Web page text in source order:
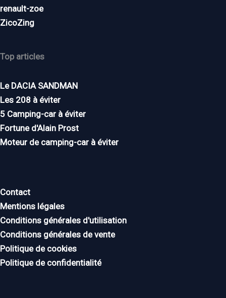
renault-zoe
ZicoZing
Top articles
Le DACIA SANDMAN
Les 208 à éviter
5 Camping-car à éviter
Fortune d'Alain Prost
Moteur de camping-car à éviter
Contact
Mentions légales
Conditions générales d'utilisation
Conditions générales de vente
Politique de cookies
Politique de confidentialité